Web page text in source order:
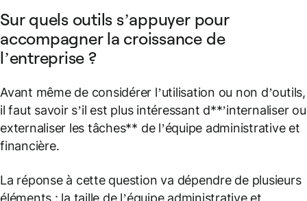
Sur quels outils s’appuyer pour
accompagner la croissance de
l’entreprise ?
Avant même de considérer l’utilisation ou non d’outils,
il faut savoir s’il est plus intéressant d**’internaliser ou
externaliser les tâches** de l’équipe administrative et
financière.
La réponse à cette question va dépendre de plusieurs
éléments : la taille de l’équipe administrative et